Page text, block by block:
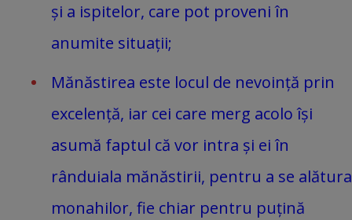
și a ispitelor, care pot proveni în
anumite situații;
Mănăstirea este locul de nevoință prin
excelență, iar cei care merg acolo își
asumă faptul că vor intra și ei în
rânduiala mănăstirii, pentru a se alătura
monahilor, fie chiar pentru puțină